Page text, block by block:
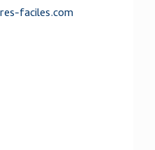
faciles.com